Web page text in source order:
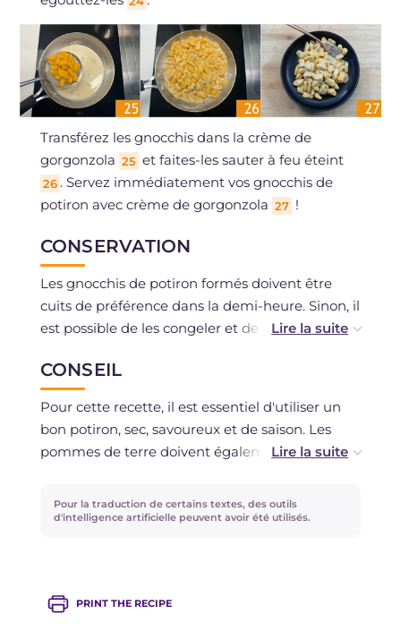
Transférez les gnocchis dans la crème de
gorgonzola 25 et faites-les sauter à feu éteint
26 . Servez immédiatement vos gnocchis de
potiron avec crème de gorgonzola 27 !
CONSERVATION
Les gnocchis de potiron formés doivent être
cuits de préférence dans la demi-heure. Sinon, il
est possible de les congeler et de les cuire
Une fois cuits, les gnocchis de potiron peuvent
être assaisonnés avec un filet d'huile et
conservés au réfrigérateur pendant un jour. Si
déjà assaisonnés, vous pouvez les conserver au
la poêle avant de les servir.
CONSEIL
Pour cette recette, il est essentiel d'utiliser un
bon potiron, sec, savoureux et de saison. Les
pommes de terre doivent également être
vous pouvez opter pour celles de montagne !
Pour la traduction de certains textes, des outils
d'intelligence artificielle peuvent avoir été utilisés.
PRINT THE RECIPE